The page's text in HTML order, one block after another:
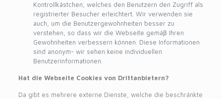
Kontrollkästchen, welches den Benutzern den Zugriff als
registrierter Besucher erleichtert. Wir verwenden sie
auch, um die Benutzergewohnheiten besser zu
verstehen, so dass wir die Webseite gemäβ Ihren
Gewohnheiten verbessern können. Diese Informationen
sind anonym- wir sehen keine individuellen
Benutzerinformationen.
Hat die Webseite Cookies von Drittanbietern?
Da gibt es mehrere externe Dienste, welche die beschränkte